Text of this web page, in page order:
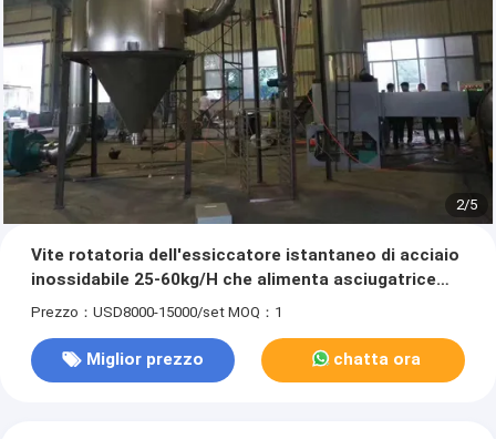
2/5
Vite rotatoria dell'essiccatore istantaneo di acciaio
inossidabile 25-60kg/H che alimenta asciugatrice
industriale
Prezzo：USD8000-15000/set MOQ：1
Miglior prezzo chatta ora